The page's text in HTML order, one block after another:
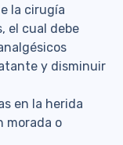
la cirugía
el cual debe
y disminuir
en la herida
morada o